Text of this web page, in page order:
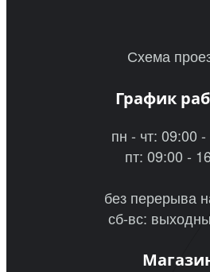
Схема
График
пн - чт: 09:00
пт: 09:00 -
без перерыва
сб-вс: